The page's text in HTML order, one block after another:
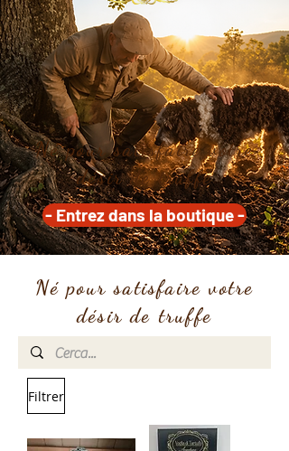
Né pour satisfaire votre
désir de truffe
- Entrez dans la boutique -
Né pour satisfaire votre
désir de truffe
Filtrer